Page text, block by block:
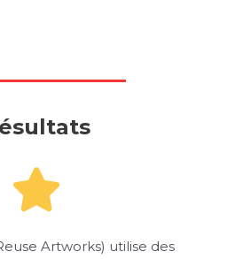
Artworks) utilise des